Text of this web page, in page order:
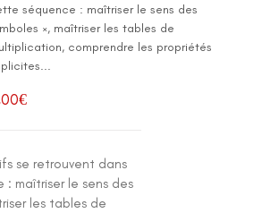
séquence : maîtriser le sens des
×, maîtriser les tables de
comprendre les propriétés
€
se retrouvent dans
maîtriser le sens des
les tables de